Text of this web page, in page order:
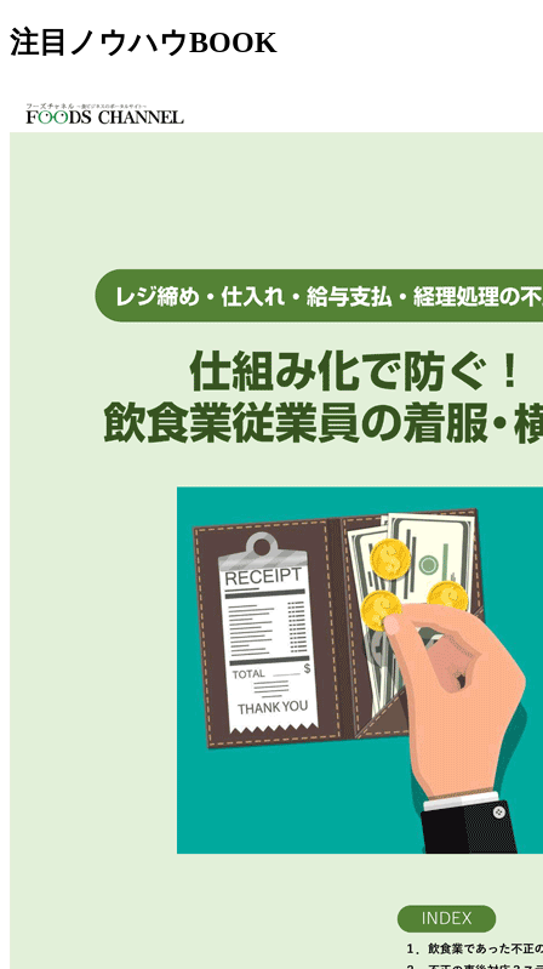
注目ノウハウBOOK